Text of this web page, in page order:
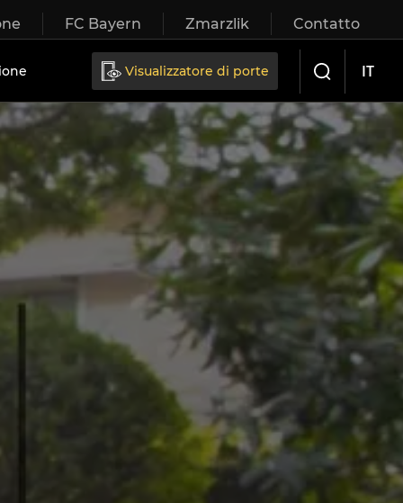
FC Bayern Zmarzlik Contatto
Visualizzatore di porte IT